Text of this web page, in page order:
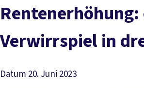
Rentenerhöhung:
Verwirrspiel in
Datum 20. Juni 2023